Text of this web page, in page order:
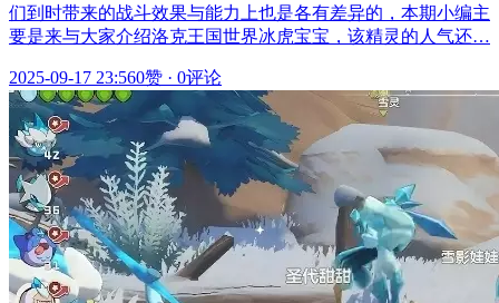
们到时带来的战斗效果与能力上也是各有差异的，本期小编主
要是来与大家介绍洛克王国世界冰虎宝宝，该精灵的人气还…
2025-09-17 23:560赞 · 0评论